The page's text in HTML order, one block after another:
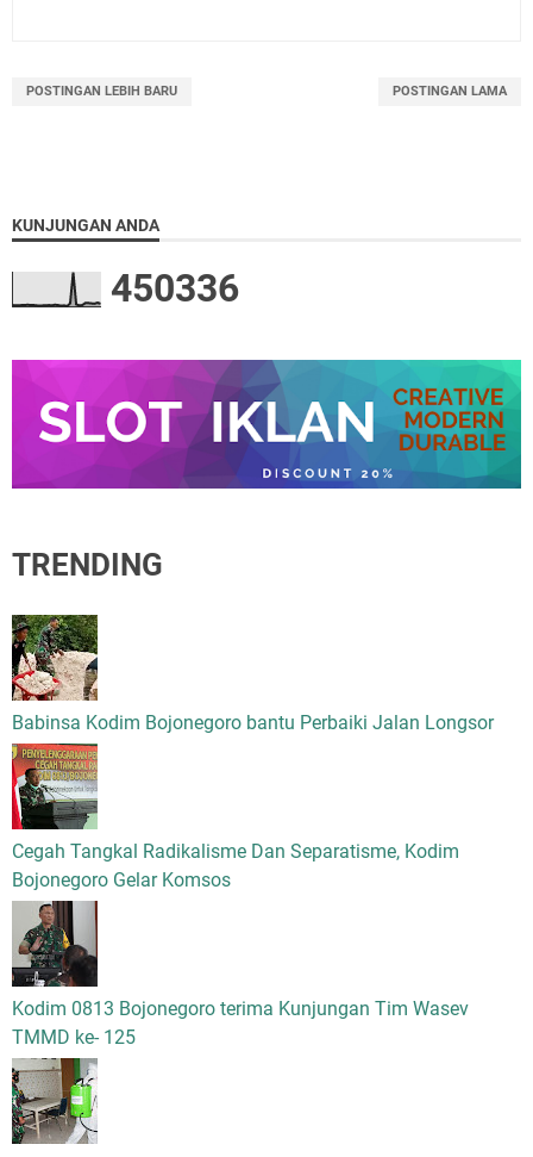
POSTINGAN LEBIH BARU POSTINGAN LAMA
KUNJUNGAN ANDA
450336
TRENDING
Babinsa Kodim Bojonegoro bantu Perbaiki Jalan Longsor
Cegah Tangkal Radikalisme Dan Separatisme, Kodim
Bojonegoro Gelar Komsos
Kodim 0813 Bojonegoro terima Kunjungan Tim Wasev
TMMD ke- 125